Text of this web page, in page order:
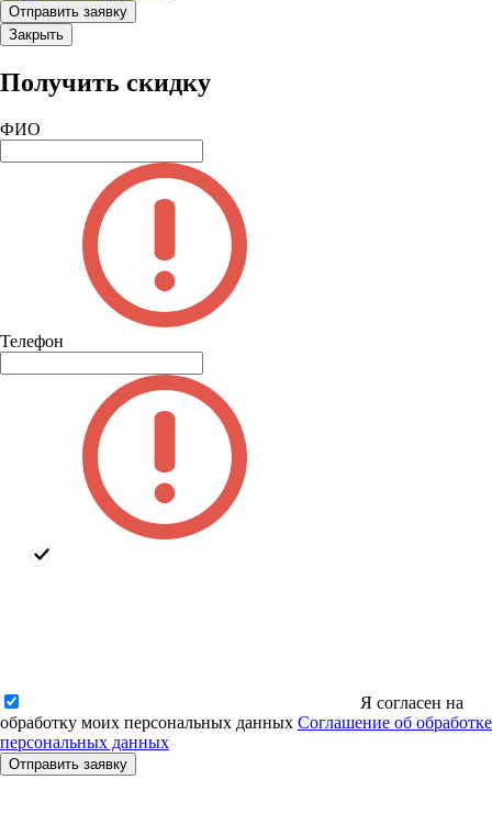
Закрыть
Получить скидку
ФИО
Телефон
Я согласен на
обработку моих персональных данных Соглашение об обработке
персональных данных